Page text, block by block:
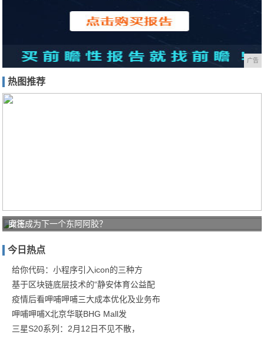
广告
热图推荐
女王
礼
三星
Gala
即将成为下一个东阿阿胶？
今日热点
给你代码：小程序引入icon的三种方
基于区块链底层技术的“静安体育公益配
疫情后看呷哺呷哺三大成本优化及业务布
呷哺呷哺X北京华联BHG Mall发
三星S20系列：2月12日不见不散，